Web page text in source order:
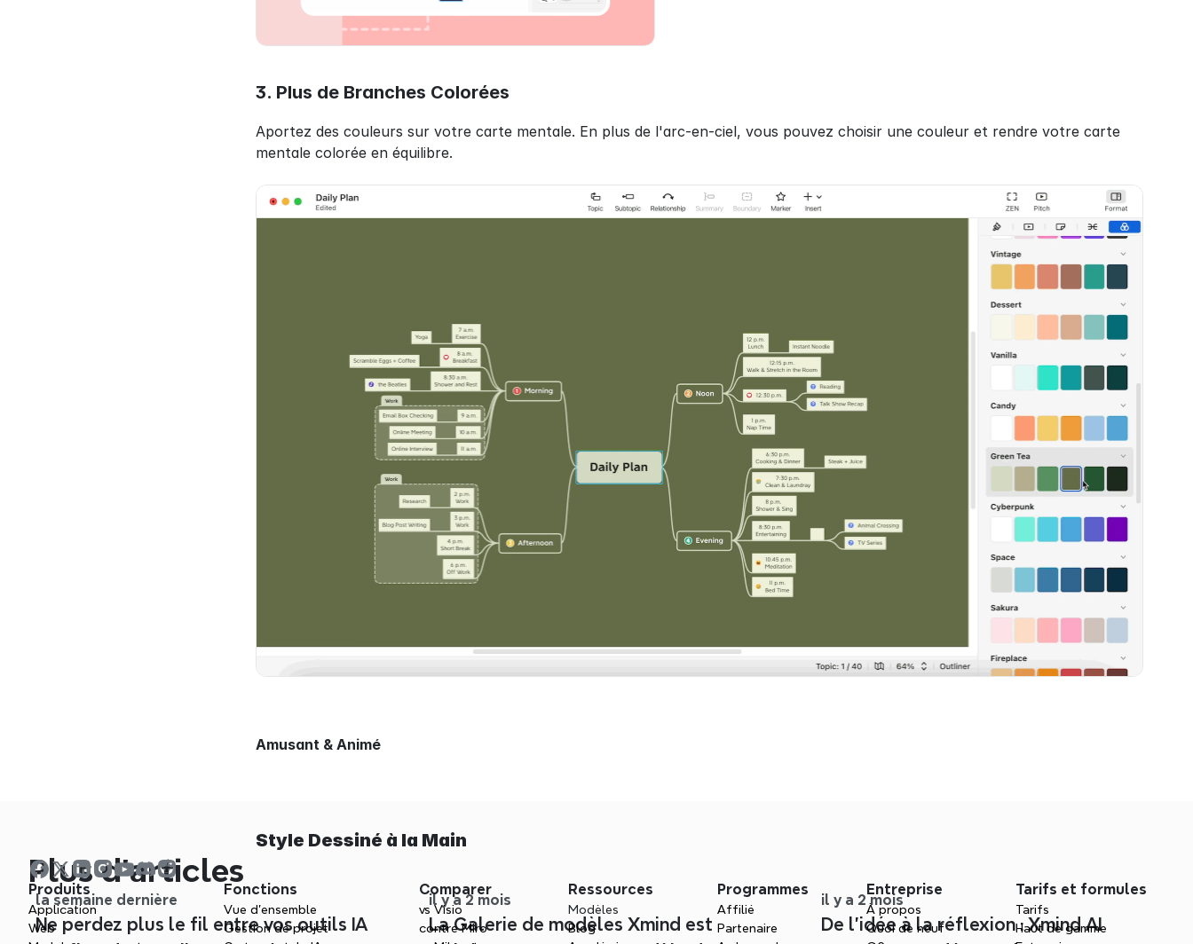
3. Plus de Branches Colorées
Aportez des couleurs sur votre carte mentale. En plus de l'arc-en-ciel, vous pouvez choisir une couleur et rendre votre carte
mentale colorée en équilibre.
Amusant & Animé
Style Dessiné à la Main
Plus d’articles
la semaine dernière
Ne perdez plus le fil entre vos outils IA
il y a 2 mois
La Galerie de modèles Xmind est
il y a 2 mois
De l'idée à la réflexion : Xmind AI
Produits
Application
Web
Fonctions
Vue d'ensemble
Gestion de projet
Comparer
vs Visio
contre Miro
Ressources
Modèles
Blog
Programmes
Affilié
Partenaire
Entreprise
À propos
Quoi de neuf
Tarifs et formules
Tarifs
Haut de gamme